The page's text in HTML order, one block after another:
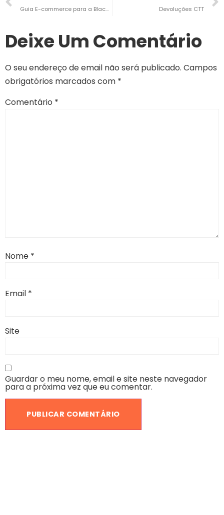
Guia E-commerce para a Black Friday Devoluções CTT
Deixe Um Comentário
O seu endereço de email não será publicado. Campos
obrigatórios marcados com *
Comentário *
Nome *
Email *
Site
Guardar o meu nome, email e site neste navegador
para a próxima vez que eu comentar.